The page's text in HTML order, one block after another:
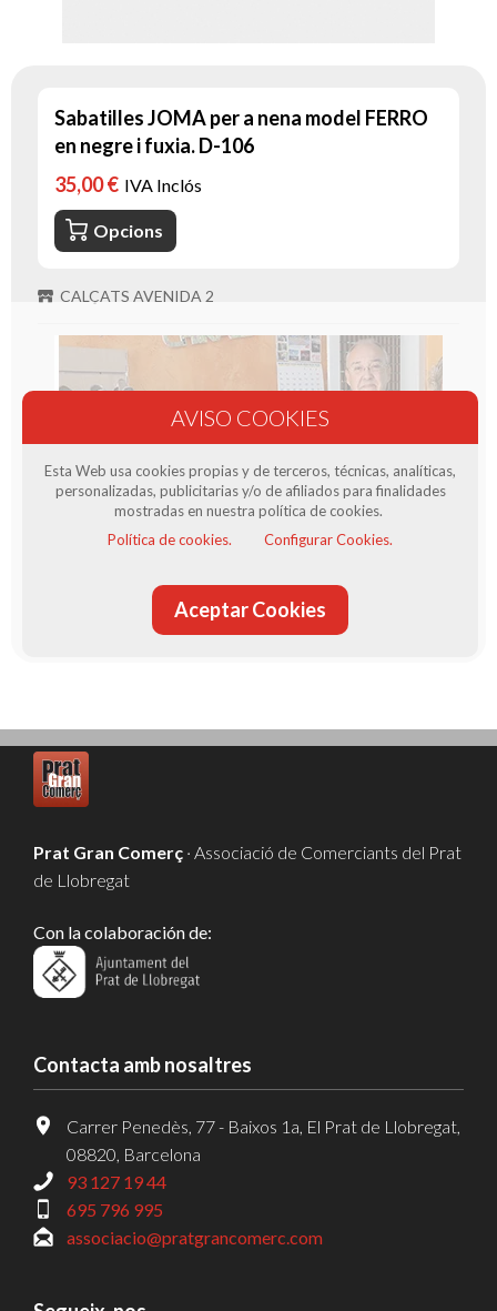
Sabatilles JOMA per a nena model FERRO
en negre i fuxia. D-106
35,00 € IVA Inclós
Opcions
CALÇATS AVENIDA 2
La teva zapateria de confiança al Prat de Llobregat.
Més informació sobre el venedor
Prat Gran Comerç · Associació de Comerciants del Prat
de Llobregat
Con la colaboración de:
Contacta amb nosaltres
Carrer Penedès, 77 - Baixos 1a, El Prat de Llobregat,
08820, Barcelona
93 127 19 44
695 796 995
associacio@pratgrancomerc.com
Esta Web usa cookies propias y de terceros, técnicas, analíticas,
personalizadas, publicitarias y/o de afiliados para finalidades
mostradas en nuestra política de cookies.
Política de cookies.
Configurar Cookies.
Aceptar Cookies